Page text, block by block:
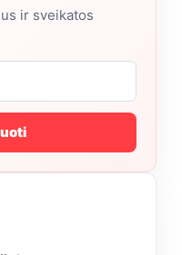
ir sveikatos